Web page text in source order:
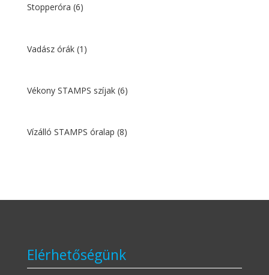
Stopperóra (6)
Vadász órák (1)
Vékony STAMPS szíjak (6)
Vízálló STAMPS óralap (8)
Elérhetőségünk